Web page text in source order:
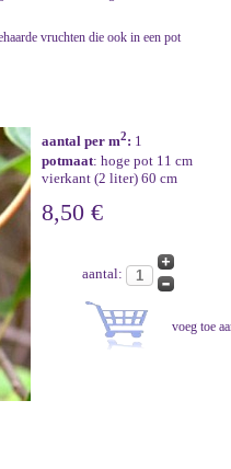
vruchten die ook in een pot
aantal per m2: 1
potmaat: hoge pot 11 cm
vierkant (2 liter) 60 cm
8,50 €
aantal: